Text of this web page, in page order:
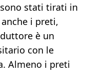
stati tirati in
i preti,
è un
con le
Almeno i preti